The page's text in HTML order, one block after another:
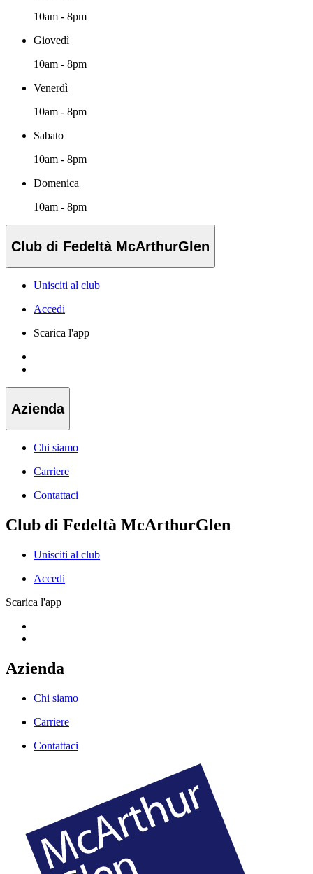
10am - 8pm
Giovedì
10am - 8pm
Venerdì
10am - 8pm
Sabato
10am - 8pm
Domenica
10am - 8pm
Club di Fedeltà McArthurGlen
Unisciti al club
Accedi
Scarica l'app
Azienda
Chi siamo
Carriere
Contattaci
Club di Fedeltà McArthurGlen
Unisciti al club
Accedi
Scarica l'app
Azienda
Chi siamo
Carriere
Contattaci